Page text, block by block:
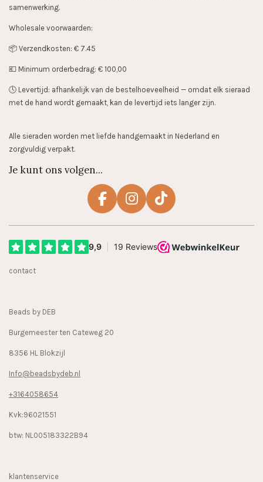
samenwerking.
Wholesale voorwaarden:
📦 Verzendkosten: € 7.45
💶 Minimum orderbedrag: € 100,00
🕓 Levertijd: afhankelijk van de bestelhoeveelheid — omdat elk sieraad
met de hand wordt gemaakt, kan de levertijd iets langer zijn.
Alle sieraden worden met liefde handgemaakt in Nederland en
zorgvuldig verpakt.
Je kunt ons volgen...
F
e
I
t
T
T
contact
Beads by DEB
Burgemeester ten Cateweg 20
8356 HL Blokzijl
Info@beadsbydeb.nl
+3164058654
Kvk:96021551
btw: NL005183322B94
klantenservice